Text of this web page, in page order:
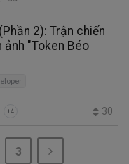
2): Trận chiến
"Token Béo
+4 30
3